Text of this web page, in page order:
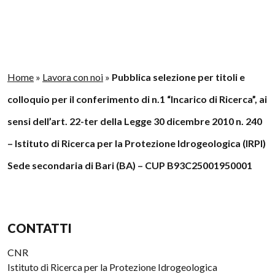
Home » Lavora con noi » Pubblica selezione per titoli e
colloquio per il conferimento di n.1 “Incarico di Ricerca”, ai
sensi dell’art. 22-ter della Legge 30 dicembre 2010 n. 240
– Istituto di Ricerca per la Protezione Idrogeologica (IRPI)
Sede secondaria di Bari (BA) – CUP B93C25001950001
CONTATTI
CNR
Istituto di Ricerca per la Protezione Idrogeologica